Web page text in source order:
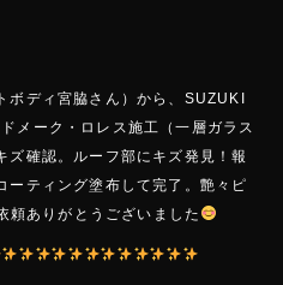
ボディ宮脇さん）から、SUZUKI
メーク・ロレス施工（一層ガラス
ズ確認。ルーフ部にキズ発見！報
ーティング塗布して完了。艶々ピ
頼ありがとうございました